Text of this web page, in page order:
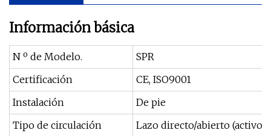
Información básica
N º de Modelo.
SPR
Certificación
CE, ISO9001
Instalación
De pie
Tipo de circulación
Lazo directo/abierto (activo)